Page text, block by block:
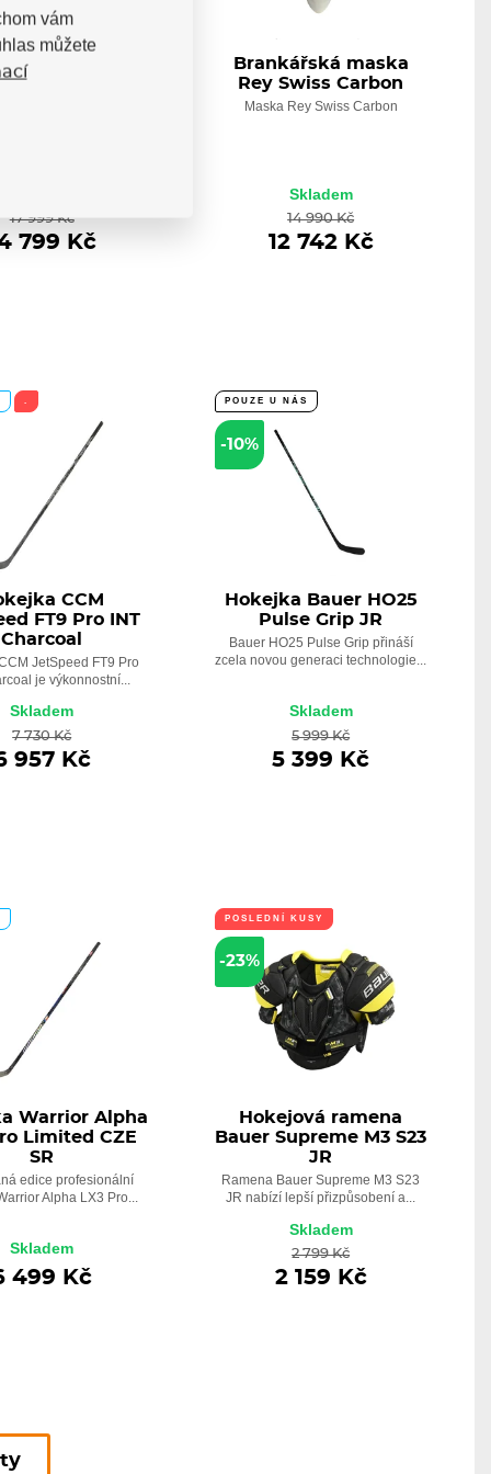
brusle Bauer
M50 Pro S24
17 999 Kč
799 Kč
Brankářská maska
Rey Swiss Carbon
Maska Rey Swiss Carbon
Skladem
14 990 Kč
12 742 Kč
.
CCM
FT9 Pro INT
Charcoal
JetSpeed FT9 Pro
je výkonnostní...
Skladem
7 730 Kč
957 Kč
POUZE U NÁS
-10%
Hokejka Bauer HO25
Pulse Grip JR
Bauer HO25 Pulse Grip přináší
zcela novou generaci technologie...
Skladem
5 999 Kč
5 399 Kč
Warrior Alpha
Limited CZE
SR
edice profesionální
Alpha LX3 Pro...
Skladem
499 Kč
POSLEDNÍ KUSY
-23%
Hokejová ramena
Bauer Supreme M3 S23
JR
Ramena Bauer Supreme M3 S23
JR nabízí lepší přizpůsobení a...
Skladem
2 799 Kč
2 159 Kč
vám
můžete